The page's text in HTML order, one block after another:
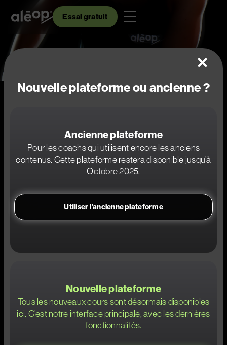
Essai gratuit
Nouvelle plateforme ou ancienne ?
Ancienne plateforme
Pour les coachs qui utilisent encore les anciens
contenus. Cette plateforme restera disponible jusqu’à
Octobre 2025.
Utiliser l'ancienne plateforme
Nouvelle plateforme
Tous les nouveaux cours sont désormais disponibles
ici. C’est notre interface principale, avec les dernières
fonctionnalités.